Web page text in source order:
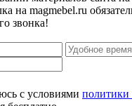
на magmebel.ru
звонка!
с условиями политики